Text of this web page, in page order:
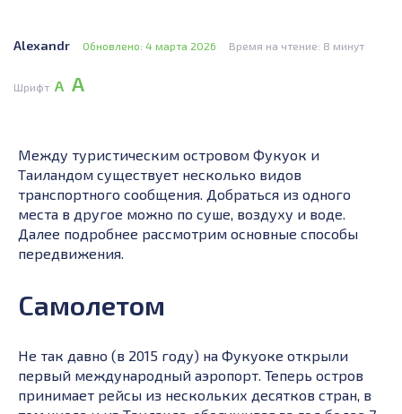
Alexandr Обновлено: 4 марта 2026 Время на чтение: 8 минут
Шрифт А А
Между туристическим островом Фукуок и
Таиландом существует несколько видов
транспортного сообщения. Добраться из одного
места в другое можно по суше, воздуху и воде.
Далее подробнее рассмотрим основные способы
передвижения.
Самолетом
Не так давно (в 2015 году) на Фукуоке открыли
первый международный аэропорт. Теперь остров
принимает рейсы из нескольких десятков стран, в